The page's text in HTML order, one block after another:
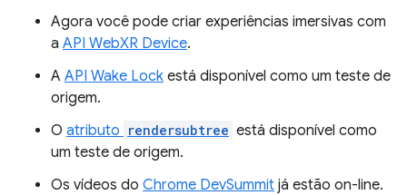
Agora você pode criar experiências imersivas com
a API WebXR Device.
A API Wake Lock está disponível como um teste de
origem.
O atributo rendersubtree está disponível como
um teste de origem.
Os vídeos do Chrome DevSummit já estão on-line.